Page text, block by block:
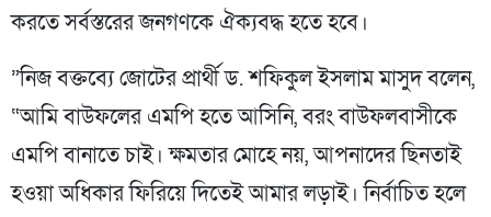
করতে সর্বস্তরের জনগণকে ঐক্যবদ্ধ হতে হবে।
”নিজ বক্তব্যে জোটের প্রার্থী ড. শফিকুল ইসলাম মাসুদ বলেন,
“আমি বাউফলের এমপি হতে আসিনি, বরং বাউফলবাসীকে
এমপি বানাতে চাই। ক্ষমতার মোহে নয়, আপনাদের ছিনতাই
হওয়া অধিকার ফিরিয়ে দিতেই আমার লড়াই। নির্বাচিত হলে